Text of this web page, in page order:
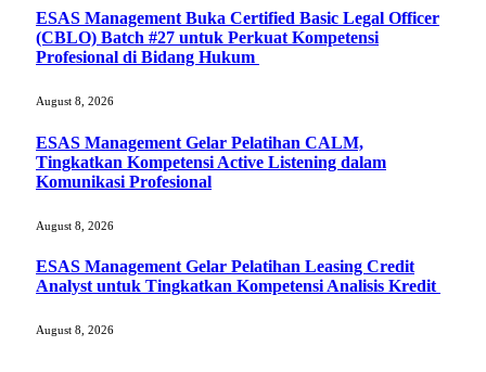
ESAS Management Buka Certified Basic Legal Officer
(CBLO) Batch #27 untuk Perkuat Kompetensi
Profesional di Bidang Hukum
August 8, 2026
ESAS Management Gelar Pelatihan CALM,
Tingkatkan Kompetensi Active Listening dalam
Komunikasi Profesional
August 8, 2026
ESAS Management Gelar Pelatihan Leasing Credit
Analyst untuk Tingkatkan Kompetensi Analisis Kredit
August 8, 2026